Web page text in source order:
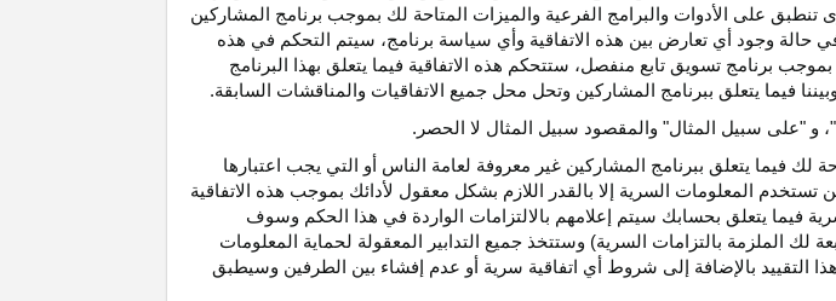
تنطبق على الأدوات والبرامج الفرعية والميزات المتاحة لك بموجب برنامج المشاركين
وجود أي تعارض بين هذه الاتفاقية وأي سياسة برنامج، سيتم التحكم في هذه
برنامج تسويق تابع منفصل، ستتحكم هذه الاتفاقية فيما يتعلق بهذا البرنامج
فيما يتعلق ببرنامج المشاركين وتحل محل جميع الاتفاقيات والمناقشات السابقة.
"على سبيل المثال" والمقصود سبيل المثال لا الحصر.
لك فيما يتعلق ببرنامج المشاركين غير معروفة لعامة الناس أو التي يجب اعتبارها
المعلومات السرية إلا بالقدر اللازم بشكل معقول لأدائك بموجب هذه الاتفاقية
فيما يتعلق بحسابك سيتم إعلامهم بالالتزامات الواردة في هذا الحكم وسوف
الملزمة بالتزامات السرية) وستتخذ جميع التدابير المعقولة لحماية المعلومات
التقييد بالإضافة إلى شروط أي اتفاقية سرية أو عدم إفشاء بين الطرفين وسيطبق